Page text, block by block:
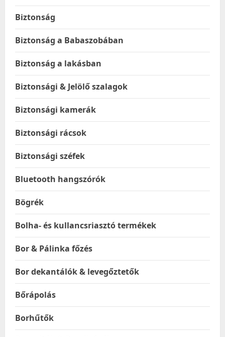
Biztonság
Biztonság a Babaszobában
Biztonság a lakásban
Biztonsági & Jelölő szalagok
Biztonsági kamerák
Biztonsági rácsok
Biztonsági széfek
Bluetooth hangszórók
Bögrék
Bolha- és kullancsriasztó termékek
Bor & Pálinka főzés
Bor dekantálók & levegőztetők
Bőrápolás
Borhűtők